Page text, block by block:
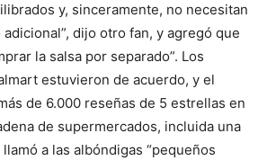
y, sinceramente, no necesitan
dijo otro fan, y agregó que
la salsa por separado”. Los
estuvieron de acuerdo, y el
de 6.000 reseñas de 5 estrellas en
de supermercados, incluida una
a las albóndigas “pequeños